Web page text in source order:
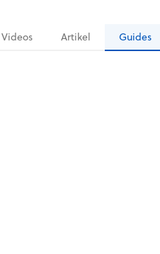
Videos Artikel Guides